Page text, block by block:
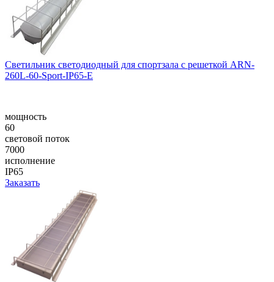
Светильник светодиодный для спортзала с решеткой ARN-
260L-60-Sport-IP65-E
мощность
60
световой поток
7000
исполнение
IP65
Заказать